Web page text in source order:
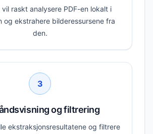
raskt analysere PDF-en lokalt i
og ekstrahere bilderessursene fra
den.
3
og filtrering
ekstraksjonsresultatene og filtrere